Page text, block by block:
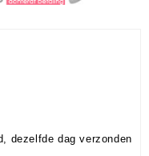
dezelfde dag verzonden